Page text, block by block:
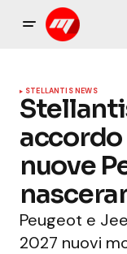
STELLANTIS NEWS
accordo
nuove
Peugeot e
2027 nuovi